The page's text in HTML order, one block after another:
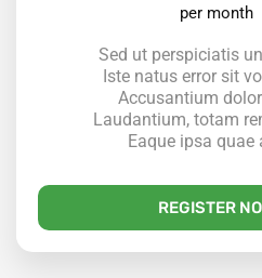
per month
Sed ut perspiciatis
Iste natus error sit
Accusantium
Laudantium, totam
Eaque ipsa quae
REGISTER